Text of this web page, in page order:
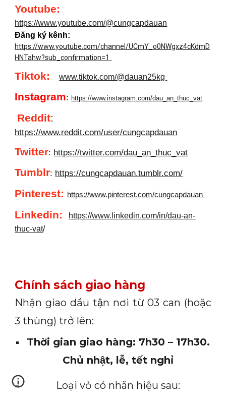
Youtube:
https://www.youtube.com/@cungcapdauan
Đăng ký kênh:
https://www.youtube.com/channel/UCmY_o0NWgxz4cKdmD
HNTahw?sub_confirmation=1
Tiktok:www.tiktok.com/@dauan25kg
Instagram: https://www.instagram.com/dau_an_thuc_vat
Reddit:
https://www.reddit.com/user/cungcapdauan
Twitter: https://twitter.com/dau_an_thuc_vat
Tumblr: https://cungcapdauan.tumblr.com/
Pinterest: https://www.pinterest.com/cungcapdauan
Linkedin:
https://www.linkedin.com/in/dau-an-
thuc-vat/
Chính sách giao hàng
Nhận giao dầu tận nơi từ 03 can (hoặc
3 thùng) trở lên:
Thời gian giao hàng: 7h30 – 17h30.
Chủ nhật, lễ, tết nghỉ
Loại vỏ có nhãn hiệu sau: